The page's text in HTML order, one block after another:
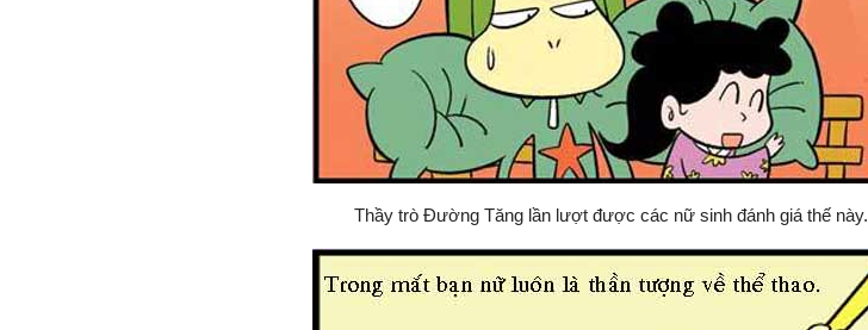
Thầy trò Đường Tăng lần lượt được các nữ sinh đánh giá thế này.